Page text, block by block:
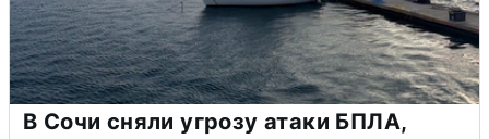
В Сочи сняли угрозу атаки БПЛА,